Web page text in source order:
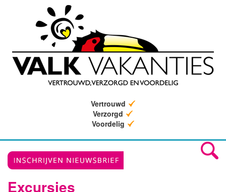
Vertrouwd
Verzorgd
Voordelig
Excursies